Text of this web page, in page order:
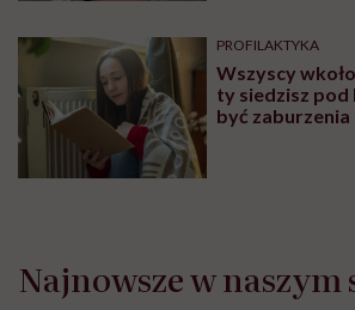
PROFILAKTYKA
Wszyscy
ty siedzisz pod
być
Najnowsze w naszym